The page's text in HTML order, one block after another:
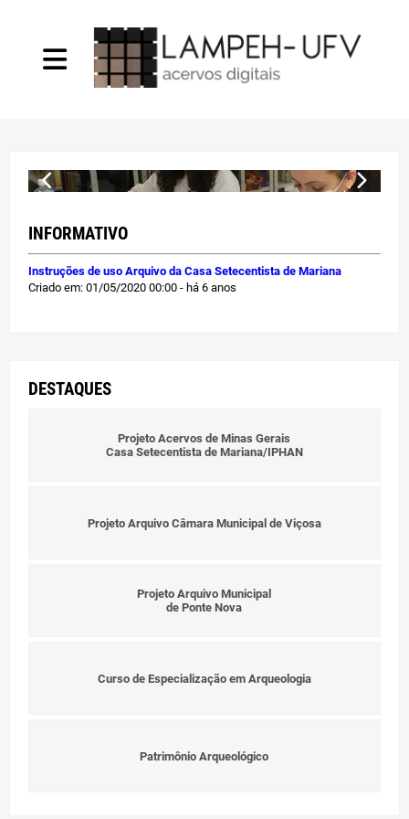
Infraestrutura
Publicações
Estágio Voluntário
INFORMATIVO
Instruções de uso Arquivo da Casa Setecentista de Mariana
Criado em: 01/05/2020 00:00 - há 6 anos
DESTAQUES
Projeto Acervos de Minas Gerais
Casa Setecentista de Mariana/IPHAN
Projeto Arquivo Câmara Municipal de Viçosa
Projeto Arquivo Municipal
de Ponte Nova
Curso de Especialização em Arqueologia
Patrimônio Arqueológico